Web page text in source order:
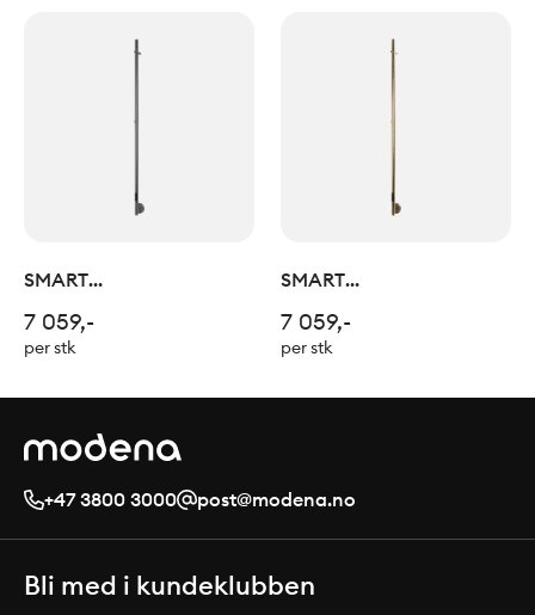
SMART
BØRSTET GUN METALL
7 059,-
per stk
SMART
BØRSTET GULL
7 059,-
per stk
+47 3800 3000 post@modena.no
Bli med i kundeklubben